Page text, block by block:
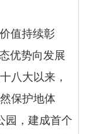
值持续彰
优势向发展
八大以来，
保护地体
园，建成首个